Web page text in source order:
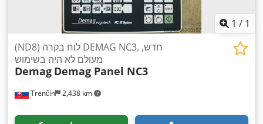
1 / 1
Trenčín 2,438 km
(ND8) לוח בקרה DEMAG NC3, חדש,
מעולם לא היה בשימוש
Demag Demag Panel NC3